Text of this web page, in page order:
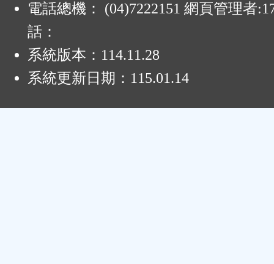
電話總機： (04)7222151 網頁管理者
話：
系統版本： 114.11.28
系統更新日期： 115.01.14